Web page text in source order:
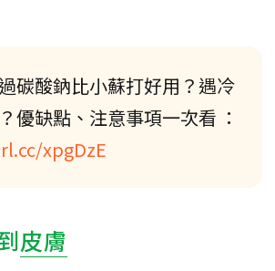
碳酸鈉比小蘇打好用？遇冷
優缺點、注意事項一次看 ：
xpgDzE
皮膚